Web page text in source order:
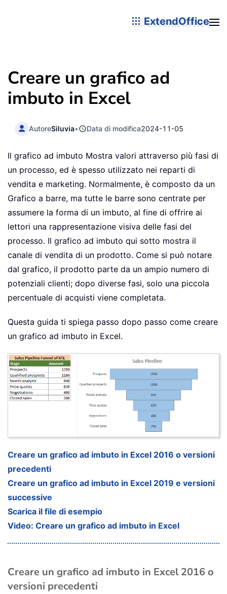
ExtendOffice
Creare un grafico ad
imbuto in Excel
AutoreSiluvia• Data di modifica2024-11-05
Il grafico ad imbuto Mostra valori attraverso più fasi di
un processo, ed è spesso utilizzato nei reparti di
vendita e marketing. Normalmente, è composto da un
Grafico a barre, ma tutte le barre sono centrate per
assumere la forma di un imbuto, al fine di offrire ai
lettori una rappresentazione visiva delle fasi del
processo. Il grafico ad imbuto qui sotto mostra il
canale di vendita di un prodotto. Come si può notare
dal grafico, il prodotto parte da un ampio numero di
potenziali clienti; dopo diverse fasi, solo una piccola
percentuale di acquisti viene completata.
Questa guida ti spiega passo dopo passo come creare
un grafico ad imbuto in Excel.
Creare un grafico ad imbuto in Excel 2016 o versioni
precedenti
Creare un grafico ad imbuto in Excel 2019 e versioni
successive
Scarica il file di esempio
Video: Creare un grafico ad imbuto in Excel
Creare un grafico ad imbuto in Excel 2016 o
versioni precedenti